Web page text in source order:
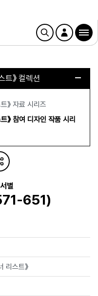
》 컬렉션
》 자료 시리즈
》 참여 디자인 작품 시리
별
651)
리스트》